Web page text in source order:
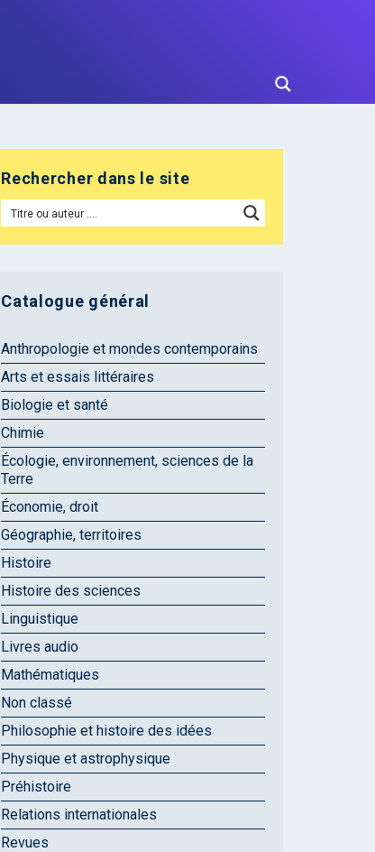
Rechercher dans le site
Catalogue général
Anthropologie et mondes contemporains
Arts et essais littéraires
Biologie et santé
Chimie
Écologie, environnement, sciences de la
Terre
Économie, droit
Géographie, territoires
Histoire
Histoire des sciences
Linguistique
Livres audio
Mathématiques
Non classé
Philosophie et histoire des idées
Physique et astrophysique
Préhistoire
Relations internationales
Revues